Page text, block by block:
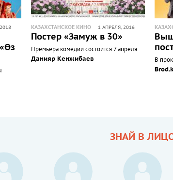
КАЗАХСТАНСКОЕ КИНО 1 АПРЕЛЯ, 2016
Постер «Замуж в 30»
Премьера комедии состоится 7 апреля
Данияр Кенжибаев
В
ЗНАЙ В